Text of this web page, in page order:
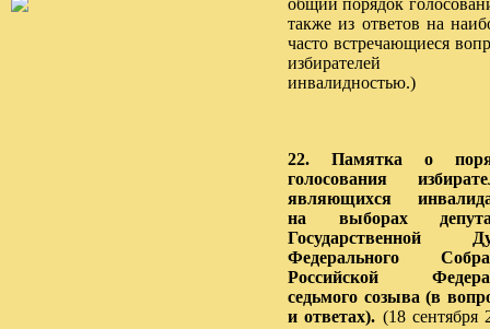
общий порядок
также из ответов на
часто встречающиеся
инвалидностью.)
22. Памятка о
голосования
являющихся
на выборах
Государственной
Федерального
Российской
седьмого созыва (в
и ответах). (18 сентября